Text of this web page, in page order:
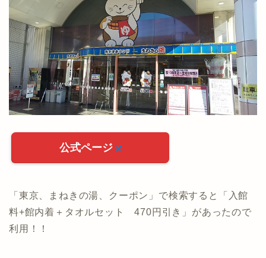
公式ページ
「東京、まねきの湯、クーポン」で検索すると「入館
料+館内着＋タオルセット 470円引き」があったので
利用！！